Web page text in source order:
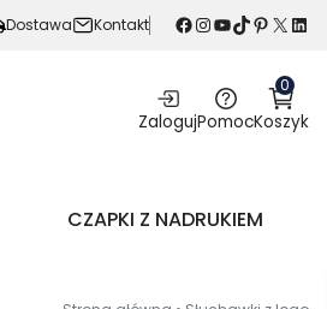
Dostawa Kontakt Facebook InstagramYouTube TikTok Pinterest X LinkedIn
ZalogujPomoc
0
Koszyk
CZAPKI Z NADRUKIEM